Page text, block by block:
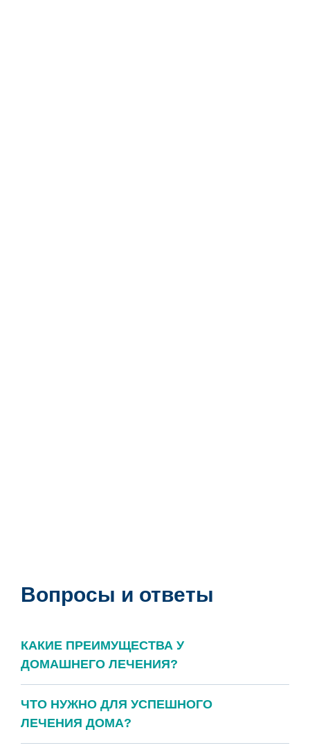
Вопросы и ответы
КАКИЕ ПРЕИМУЩЕСТВА У
ДОМАШНЕГО ЛЕЧЕНИЯ?
ЧТО НУЖНО ДЛЯ УСПЕШНОГО
ЛЕЧЕНИЯ ДОМА?